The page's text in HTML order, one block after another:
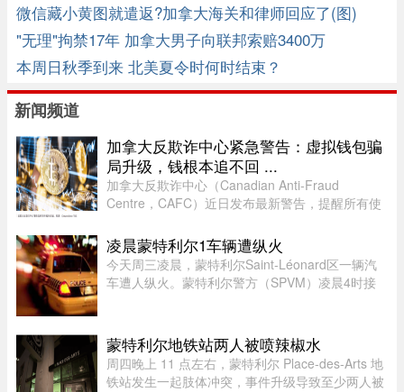
微信藏小黄图就遣返?加拿大海关和律师回应了(图)
"无理"拘禁17年 加拿大男子向联邦索赔3400万
本周日秋季到来 北美夏令时何时结束？
新闻频道
加拿大反欺诈中心紧急警告：虚拟钱包骗
局升级，钱根本追不回 ...
加拿大反欺诈中心（Canadian Anti-Fraud
Centre，CAFC）近日发布最新警告，提醒所有使
警惕日益猖獗的相关诈骗活动。CAFC 指出，一旦
加密货币被盗或转出，几乎不可能追 ...
凌晨蒙特利尔1车辆遭纵火
今天周三凌晨，蒙特利尔Saint-Léonard区一辆汽
车遭人纵火。蒙特利尔警方（SPVM）凌晨4时接
Chèvrefils表示，警员抵达现场时，火 ...
蒙特利尔地铁站两人被喷辣椒水
周四晚上 11 点左右，蒙特利尔 Place-des-Arts 地
铁站发生一起肢体冲突，事件升级导致至少两人被